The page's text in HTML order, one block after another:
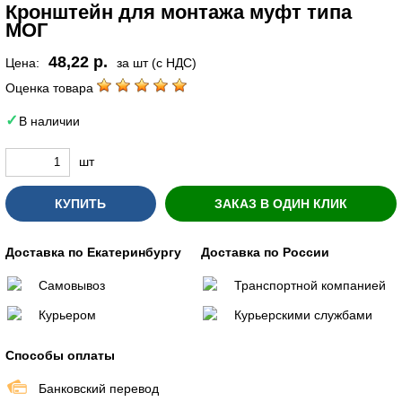
Кронштейн для монтажа муфт типа
МОГ
Цена: 48,22 р.
за шт (с НДС)
Оценка товара
В наличии
шт
КУПИТЬ ЗАКАЗ В ОДИН КЛИК
Доставка по Екатеринбургу
Самовывоз
Курьером
Доставка по России
Транспортной компанией
Курьерскими службами
Способы оплаты
Банковский перевод